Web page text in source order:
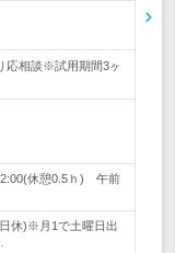
応相談※試用期間3ヶ
休憩0.5ｈ) 午前
休)※月1で土曜日出